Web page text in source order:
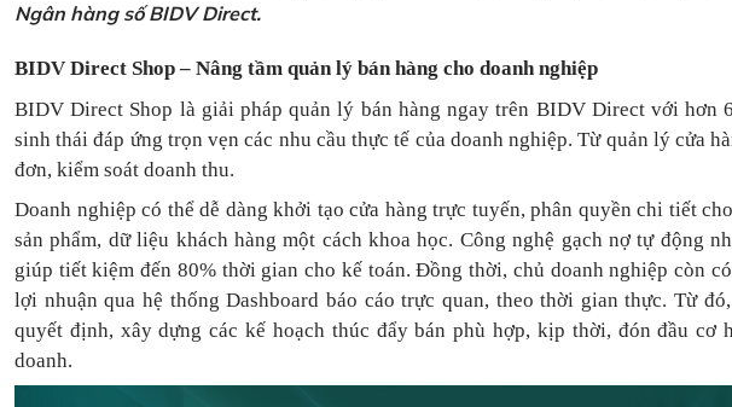
Ngân hàng số BIDV Direct.
BIDV Direct Shop – Nâng tầm quản lý bán hàng cho doanh nghiệp
BIDV Direct Shop là giải pháp quản lý bán hàng ngay trên BIDV Direct với hơn
sinh thái đáp ứng trọn vẹn các nhu cầu thực tế của doanh nghiệp. Từ quản lý cửa
đơn, kiểm soát doanh thu.
Doanh nghiệp có thể dễ dàng khởi tạo cửa hàng trực tuyến, phân quyền chi tiết
sản phẩm, dữ liệu khách hàng một cách khoa học. Công nghệ gạch nợ tự động
giúp tiết kiệm đến 80% thời gian cho kế toán. Đồng thời, chủ doanh nghiệp còn
lợi nhuận qua hệ thống Dashboard báo cáo trực quan, theo thời gian thực. Từ
quyết định, xây dựng các kế hoạch thúc đẩy bán phù hợp, kịp thời, đón đầu cơ
doanh.